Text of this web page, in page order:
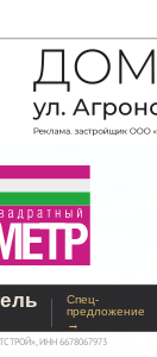
Спец-
предложение
→
ИНН 6678067973